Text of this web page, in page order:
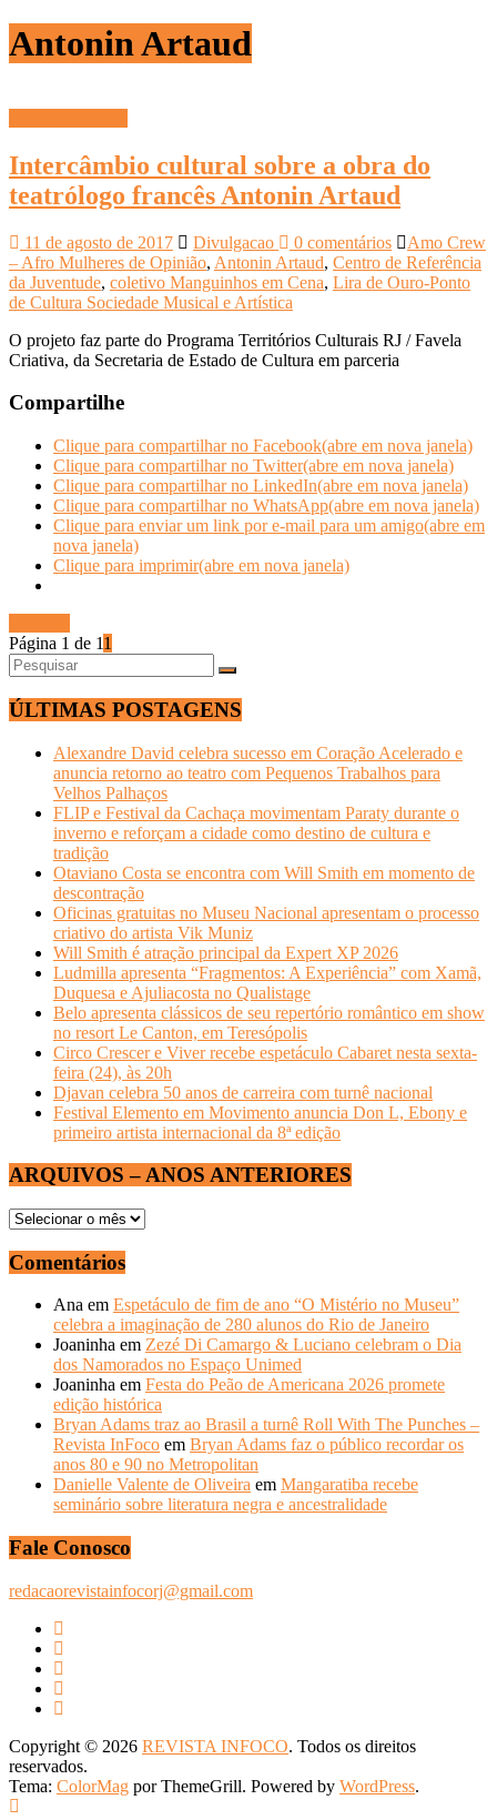
Antonin Artaud
Intercâmbio cultural sobre a obra do
teatrólogo francês Antonin Artaud
11 de agosto de 2017 Divulgacao 0 comentários
Amo Crew
– Afro Mulheres de Opinião, Antonin Artaud, Centro de Referência
da Juventude, coletivo Manguinhos em Cena, Lira de Ouro-Ponto
de Cultura Sociedade Musical e Artística
O projeto faz parte do Programa Territórios Culturais RJ / Favela
Criativa, da Secretaria de Estado de Cultura em parceria
Compartilhe
Clique para compartilhar no Facebook(abre em nova janela)
Clique para compartilhar no Twitter(abre em nova janela)
Clique para compartilhar no LinkedIn(abre em nova janela)
Clique para compartilhar no WhatsApp(abre em nova janela)
Clique para enviar um link por e-mail para um amigo(abre em
nova janela)
Clique para imprimir(abre em nova janela)
Página 1 de 11
ÚLTIMAS POSTAGENS
Alexandre David celebra sucesso em Coração Acelerado e
anuncia retorno ao teatro com Pequenos Trabalhos para
Velhos Palhaços
FLIP e Festival da Cachaça movimentam Paraty durante o
inverno e reforçam a cidade como destino de cultura e
tradição
Otaviano Costa se encontra com Will Smith em momento de
descontração
Oficinas gratuitas no Museu Nacional apresentam o processo
criativo do artista Vik Muniz
Will Smith é atração principal da Expert XP 2026
Ludmilla apresenta “Fragmentos: A Experiência” com Xamã,
Duquesa e Ajuliacosta no Qualistage
Belo apresenta clássicos de seu repertório romântico em show
no resort Le Canton, em Teresópolis
Circo Crescer e Viver recebe espetáculo Cabaret nesta sexta-
feira (24), às 20h
Djavan celebra 50 anos de carreira com turnê nacional
Festival Elemento em Movimento anuncia Don L, Ebony e
primeiro artista internacional da 8ª edição
ARQUIVOS – ANOS ANTERIORES
ARQUIVOS
ANOS
ANTERIORES
Comentários
Ana em Espetáculo de fim de ano “O Mistério no Museu”
celebra a imaginação de 280 alunos do Rio de Janeiro
Joaninha em Zezé Di Camargo & Luciano celebram o Dia
dos Namorados no Espaço Unimed
Joaninha em Festa do Peão de Americana 2026 promete
edição histórica
Bryan Adams traz ao Brasil a turnê Roll With The Punches –
Revista InFoco em Bryan Adams faz o público recordar os
anos 80 e 90 no Metropolitan
Danielle Valente de Oliveira em Mangaratiba recebe
seminário sobre literatura negra e ancestralidade
Fale Conosco
redacaorevistainfocorj@gmail.com
Copyright © 2026 REVISTA INFOCO. Todos os direitos
reservados.
Tema: ColorMag por ThemeGrill. Powered by WordPress.